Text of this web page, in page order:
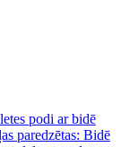
podi ar bidē
paredzētas: Bidē